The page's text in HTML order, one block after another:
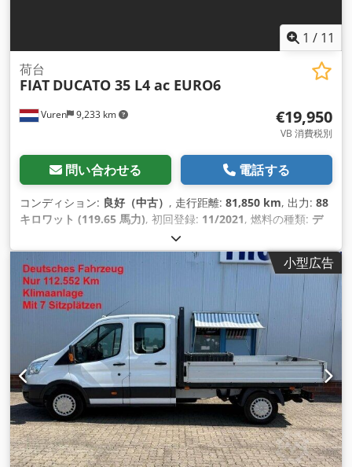
1 / 11
Vuren 9,233 km
荷台
FIAT DUCATO 35 L4 ac EURO6
€19,950
VB 消費税別
問い合わせる 電話する
コンディション: 良好（中古） , 走行距離: 81,850 km, 出力: 88
キロワット (119.65 馬力), 初回登録: 11/2021, 燃料の種類: デ
225/70R15
ールベース:3,800 mm, 燃料:ディーゼル, 色:白色, 運転席:デ
イキャブ, 変速方式:機械式 , ギア数: 6 , 排出クラス:ユーロ6, サ
スペンション:その他 6,070 mm , 全幅:
2,050
mm, 全高:2,380 mm , 荷室幅:
390 mm, 製造年:2021, 装備:ABS（アンチロック・ブ
レーキ・システム）, アップル CarPlay, エアコン, セントラル
ロック, トラクションコントロール, ブルートゥース, 電動ウィ
ンドウ調節, 電動ミラー,
小型広告